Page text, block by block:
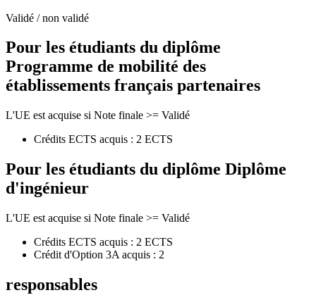
Validé / non validé
Pour les étudiants du diplôme
Programme de mobilité des
établissements français partenaires
L'UE est acquise si Note finale >= Validé
Crédits ECTS acquis : 2 ECTS
Pour les étudiants du diplôme Diplôme
d'ingénieur
L'UE est acquise si Note finale >= Validé
Crédits ECTS acquis : 2 ECTS
Crédit d'Option 3A acquis : 2
responsables